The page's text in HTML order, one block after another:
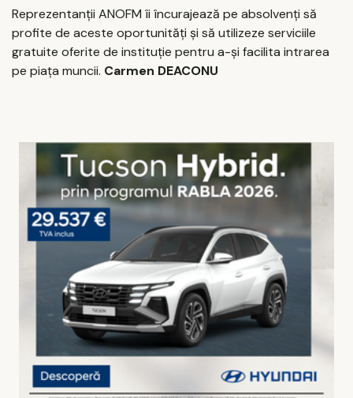
Reprezentanții ANOFM îi încurajează pe absolvenți să
profite de aceste oportunități și să utilizeze serviciile
gratuite oferite de instituție pentru a-și facilita intrarea
pe piața muncii. Carmen DEACONU